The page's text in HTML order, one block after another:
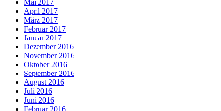
Mai 2017
April 2017
März 2017
Februar 2017
Januar 2017
Dezember 2016
November 2016
Oktober 2016
September 2016
August 2016
Juli 2016
Juni 2016
Februar 2016